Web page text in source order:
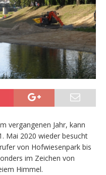
vergangenen Jahr, kann
Mai 2020 wieder besucht
von Hofwiesenpark bis
im Zeichen von
Himmel.